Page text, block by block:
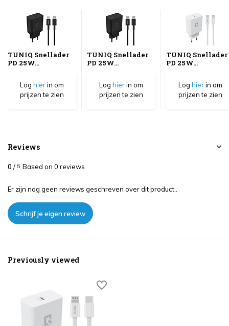
TUNIQ Snellader
PD 25W...
Log hierin om
prijzen te zien
TUNIQ Snellader
PD 25W...
Log hierin om
prijzen te zien
TUNIQ Snellader
PD 25W...
Log hierin om
prijzen te zien
Reviews
0 / 5 Based on 0 reviews
Er zijn nog geen reviews geschreven over dit product..
Schrijf je eigen review
Previously viewed